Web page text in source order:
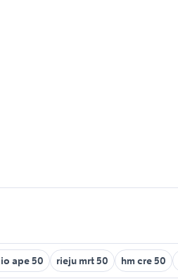
ape 50 rieju mrt 50 hm cre 50